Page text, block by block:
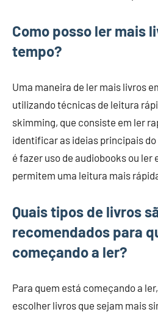
Como posso ler mais
tempo?
Uma maneira de ler mais livros
utilizando técnicas de leitura
skimming, que consiste em ler
identificar as ideias principais
é fazer uso de audiobooks ou ler
permitem uma leitura mais
Quais tipos de livros
recomendados para
começando a ler?
Para quem está começando a
escolher livros que sejam mais